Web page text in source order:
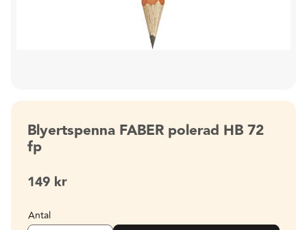
Blyertspenna FABER polerad HB 72
fp
149 kr
Antal